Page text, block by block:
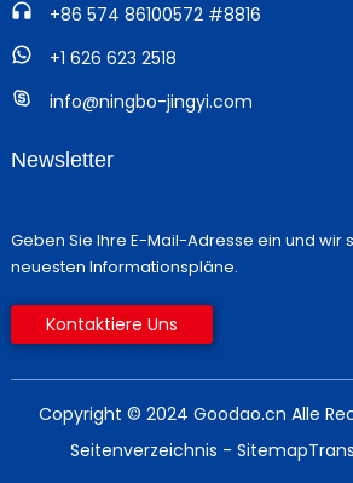
+86 574 86100572 #8816
+1 626 623 2518
info@ningbo-jingyi.com
Newsletter
Geben Sie Ihre E-Mail-Adresse ein und wir
neuesten Informationspläne.
Kontaktiere Uns
Copyright © 2024 Goodao.cn Alle
Seitenverzeichnis - SitemapTrans